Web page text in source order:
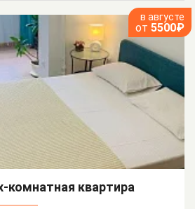
в августе
от 5500₽
комнатная квартира